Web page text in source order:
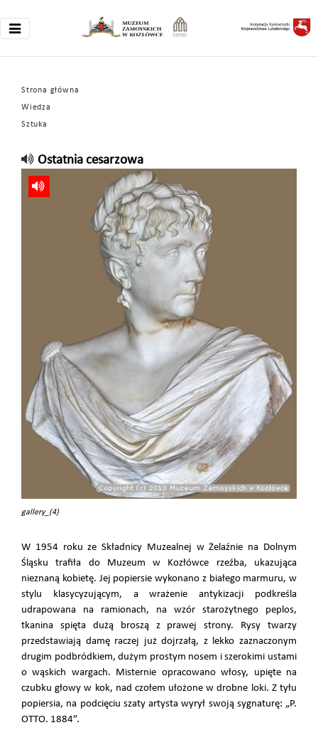
Strona główna
Wiedza
Sztuka
Ostatnia cesarzowa
gallery_(4)
W 1954 roku ze Składnicy Muzealnej w Żelaźnie na Dolnym
Śląsku trafiła do Muzeum w Kozłówce rzeźba, ukazująca
nieznaną kobietę. Jej popiersie wykonano z białego marmuru, w
stylu klasycyzującym, a wrażenie antykizacji podkreśla
udrapowana na ramionach, na wzór starożytnego peplos,
tkanina spięta dużą broszą z prawej strony. Rysy twarzy
przedstawiają damę raczej już dojrzałą, z lekko zaznaczonym
drugim podbródkiem, dużym prostym nosem i szerokimi ustami
o wąskich wargach. Misternie opracowano włosy, upięte na
czubku głowy w kok, nad czołem ułożone w drobne loki. Z tyłu
popiersia, na podcięciu szaty artysta wyrył swoją sygnaturę: „P.
OTTO. 1884”.